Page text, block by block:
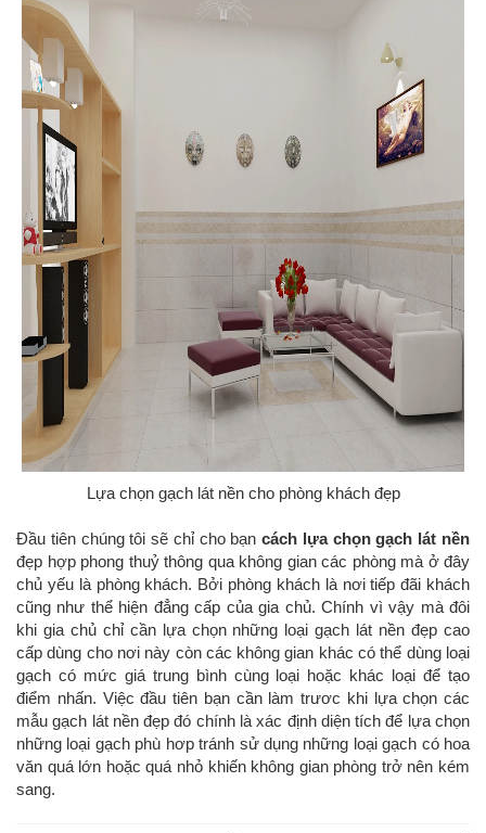
Lựa chọn gạch lát nền cho phòng khách đẹp
Đầu tiên chúng tôi sẽ chỉ cho bạncách lựa chọn gạch lát nền
đẹp hợp phong thuỷ thông qua không gian các phòng mà ở đây
chủ yếu là phòng khách. Bởi phòng khách là nơi tiếp đãi khách
cũng như thể hiện đẳng cấp của gia chủ. Chính vì vậy mà đôi
khi gia chủ chỉ cần lựa chọn những loại gạch lát nền đẹp cao
cấp dùng cho nơi này còn các không gian khác có thể dùng loại
gạch có mức giá trung bình cùng loại hoặc khác loại để tạo
điểm nhấn. Việc đầu tiên bạn cần làm trươc khi lựa chọn các
mẫu gạch lát nền đẹp đó chính là xác định diện tích để lựa chọn
những loại gạch phù hơp tránh sử dụng những loại gạch có hoa
văn quá lớn hoặc quá nhỏ khiến không gian phòng trở nên kém
sang.